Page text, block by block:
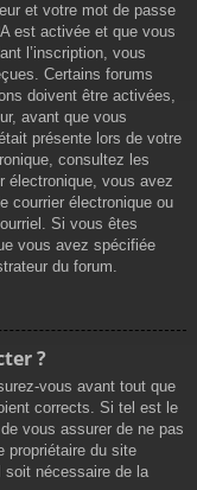
et votre mot de passe
est activée et que vous
l’inscription, vous
Certains forums
doivent être activées,
avant que vous
présente lors de votre
consultez les
électronique, vous avez
courrier électronique ou
Si vous êtes
vous avez spécifiée
du forum.
?
vous avant tout que
corrects. Si tel est le
vous assurer de ne pas
propriétaire du site
soit nécessaire de la